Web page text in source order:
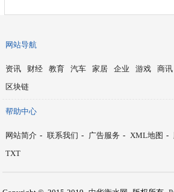
网站导航
资讯 财经 教育 汽车 家居 企业 游戏 商讯
区块链
帮助中心
网站简介 - 联系我们 - 广告服务 - XML地图 -
TXT